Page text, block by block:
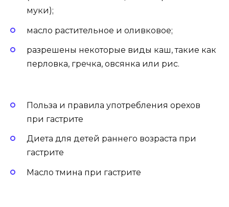
муки);
масло растительное и оливковое;
разрешены некоторые виды каш, такие как
перловка, гречка, овсянка или рис.
Польза и правила употребления орехов
при гастрите
Диета для детей раннего возраста при
гастрите
Масло тмина при гастрите